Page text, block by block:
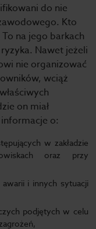
do nie
Kto
na jego barkach
Nawet jeżeli
nie organizować
wciąż
on miał
o:
w zakładzie
oraz przy
i innych sytuacji
podjętych w celu